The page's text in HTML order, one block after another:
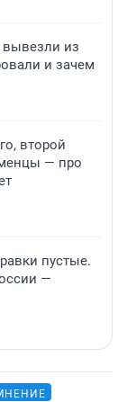
из
и зачем
второй
— про
пустые.
—